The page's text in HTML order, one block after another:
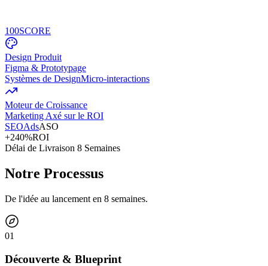
100SCORE
Design Produit
Figma & Prototypage
Systèmes de DesignMicro-interactions
Moteur de Croissance
Marketing Axé sur le ROI
SEOAdsASO
+240%ROI
Délai de Livraison 8 Semaines
Notre Processus
De l'idée au lancement en 8 semaines.
01
Découverte & Blueprint